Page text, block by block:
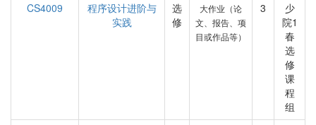
CS4009
程序设计进阶与
实践
选
修
大作业（论
文、报告、项
目或作品等）
3
少
院1
春
选
修
课
程
组